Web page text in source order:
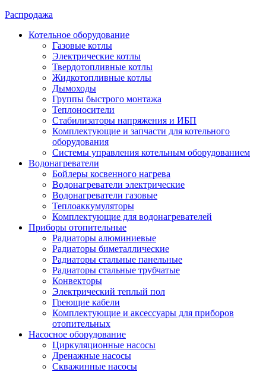
Распродажа
Котельное оборудование
Газовые котлы
Электрические котлы
Твердотопливные котлы
Жидкотопливные котлы
Дымоходы
Группы быстрого монтажа
Теплоносители
Стабилизаторы напряжения и ИБП
Комплектующие и запчасти для котельного
оборудования
Системы управления котельным оборудованием
Водонагреватели
Бойлеры косвенного нагрева
Водонагреватели электрические
Водонагреватели газовые
Теплоаккумуляторы
Комплектующие для водонагревателей
Приборы отопительные
Радиаторы алюминиевые
Радиаторы биметаллические
Радиаторы стальные панельные
Радиаторы стальные трубчатые
Конвекторы
Электрический теплый пол
Греющие кабели
Комплектующие и аксессуары для приборов
отопительных
Насосное оборудование
Циркуляционные насосы
Дренажные насосы
Скважинные насосы